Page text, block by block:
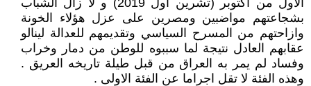
الاول من اكتوبر (تشرين اول 2019) و لا زال الشباب
بشجاعتهم مواضبين ومصرين على عزل هؤلاء الخونة
وازاحتهم من المسرح السياسي وتقديمهم للعدالة لينالو
عقابهم العادل نتيجة لما سببوه للوطن من دمار وخراب
وفساد لم يمر به العراق من قبل طيلة تاريخه العريق .
وهذه الفئة لا تقل اجراما عن الفئة الاولى .